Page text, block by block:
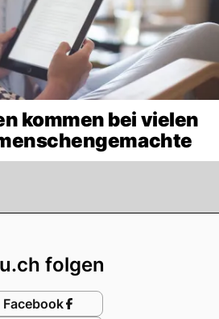
kommen bei vielen
folgen
Facebook